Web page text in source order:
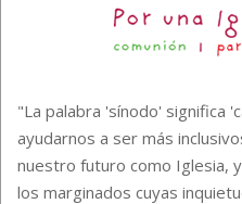
"La palabra 'sínodo' significa
ayudarnos a ser más
nuestro futuro como Iglesia,
los marginados cuyas